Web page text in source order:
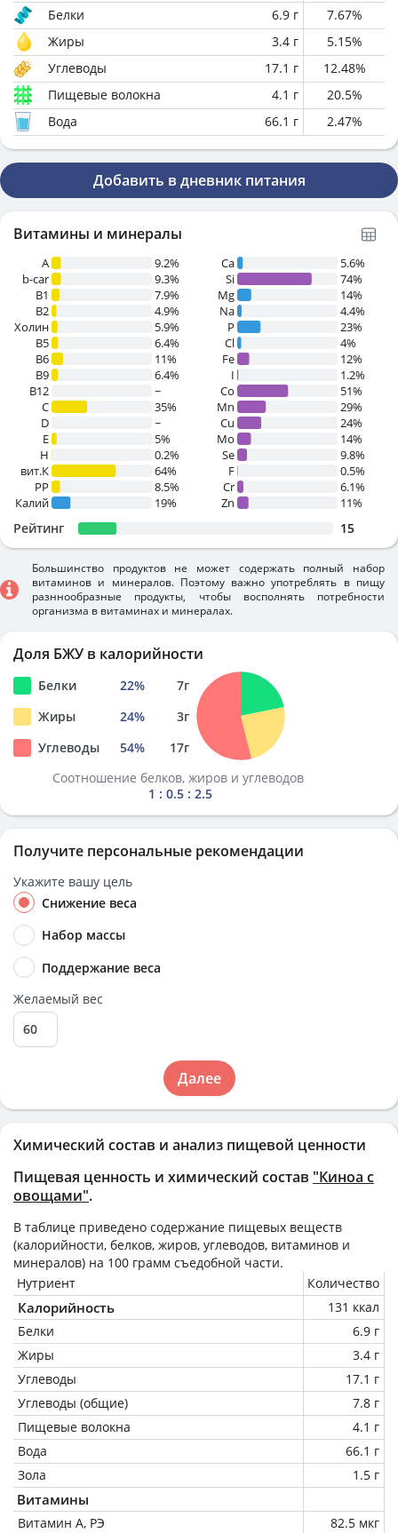
Химический состав и анализ пищевой ценности
Пищевая ценность и химический состав "Киноа с
овощами".
В таблице приведено содержание пищевых веществ
(калорийности, белков, жиров, углеводов, витаминов и
минералов) на 100 грамм съедобной части.
Нутриент
Количество
Калорийность
131 ккал
Белки
6.9 г
Жиры
3.4 г
Углеводы
17.1 г
Углеводы (общие)
7.8 г
Пищевые волокна
4.1 г
Вода
66.1 г
Зола
1.5 г
Витамины
Витамин А, РЭ 82.5 мкг
Белки
6.9 г 7.67%
Жиры
3.4 г 5.15%
Углеводы
17.1 г 12.48%
Пищевые волокна
4.1 г 20.5%
Вода
66.1 г 2.47%
Добавить в дневник питания
Витамины и минералы
A
9.2%
b-car
9.3%
В1
7.9%
B2
4.9%
Холин
5.9%
B5
6.4%
B6
11%
B9
6.4%
B12
~
C
35%
D
~
E
5%
H
0.2%
вит.К
64%
PP
8.5%
Калий
19%
Ca
5.6%
Si
74%
Mg
14%
Na
4.4%
P
23%
Cl
4%
Fe
12%
I
1.2%
Co
51%
Mn
29%
Cu
24%
Mo
14%
Se
9.8%
F
0.5%
Cr
6.1%
Zn
11%
Рейтинг 15
Большинство продуктов не может содержать полный набор
витаминов и минералов. Поэтому важно употреблять в пищу
разннообразные продукты, чтобы восполнять потребности
организма в витаминах и минералах.
Доля БЖУ в калорийности
Белки 22% 7г
Жиры
24% 3г
Углеводы
54% 17г
Соотношение белков, жиров и углеводов
1 : 0.5 : 2.5
Получите персональные рекомендации
Укажите вашу цель
Снижение веса
Набор массы
Поддержание веса
Желаемый вес
Далее